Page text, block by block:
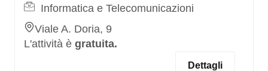
Informatica e Telecomunicazioni
Viale A. Doria, 9
L'attività è gratuita.
Dettagli